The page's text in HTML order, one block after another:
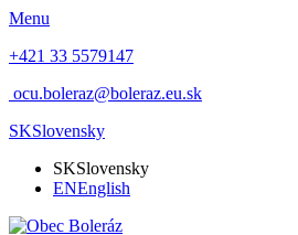
Menu
+421 33 5579147
ocu.boleraz@boleraz.eu.sk
SKSlovensky
SKSlovensky
ENEnglish